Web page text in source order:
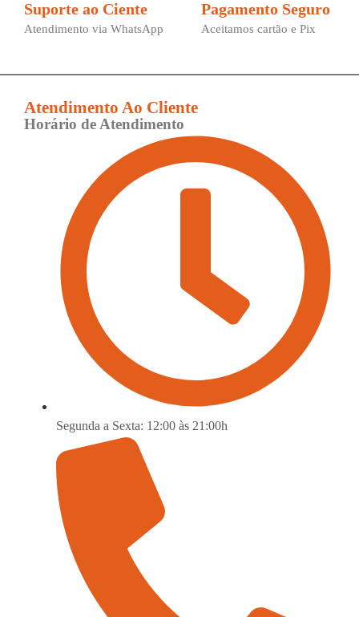
Suporte ao Ciente
Atendimento via WhatsApp
Pagamento Seguro
Aceitamos cartão e Pix
Atendimento Ao Cliente
Horário de Atendimento
Segunda a Sexta: 12:00 às 21:00h